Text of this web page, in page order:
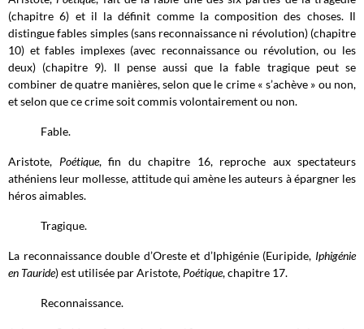
(chapitre 6) et il la définit comme la composition des choses. Il
distingue fables simples (sans reconnaissance ni révolution) (chapitre
10) et fables implexes (avec reconnaissance ou révolution, ou les
deux) (chapitre 9). Il pense aussi que la fable tragique peut se
combiner de quatre manières, selon que le crime « s’achève » ou non,
et selon que ce crime soit commis volontairement ou non.
Fable.
Aristote, Poétique, fin du chapitre 16, reproche aux spectateurs
athéniens leur mollesse, attitude qui amène les auteurs à épargner les
héros aimables.
Tragique.
La reconnaissance double d’Oreste et d’Iphigénie (Euripide, Iphigénie
en Tauride) est utilisée par Aristote, Poétique, chapitre 17.
Reconnaissance.